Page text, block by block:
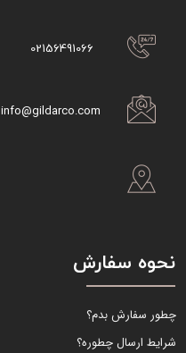
02156491066
info@gildarco.com
نحوه سفارش
چطور سفارش بدم؟
شرایط ارسال چطوره؟